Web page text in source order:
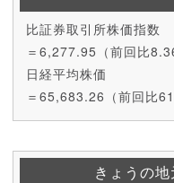
比証券取引所株価指数
＝6,277.95（前回比
日経平均株価
＝65,683.26（前回比
きょうの